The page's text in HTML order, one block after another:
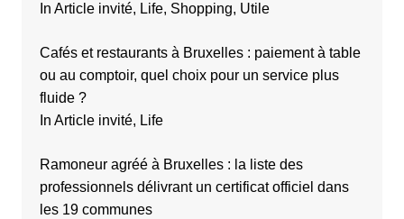
In Article invité, Life, Shopping, Utile
Cafés et restaurants à Bruxelles : paiement à table
ou au comptoir, quel choix pour un service plus
fluide ?
In Article invité, Life
Ramoneur agréé à Bruxelles : la liste des
professionnels délivrant un certificat officiel dans
les 19 communes